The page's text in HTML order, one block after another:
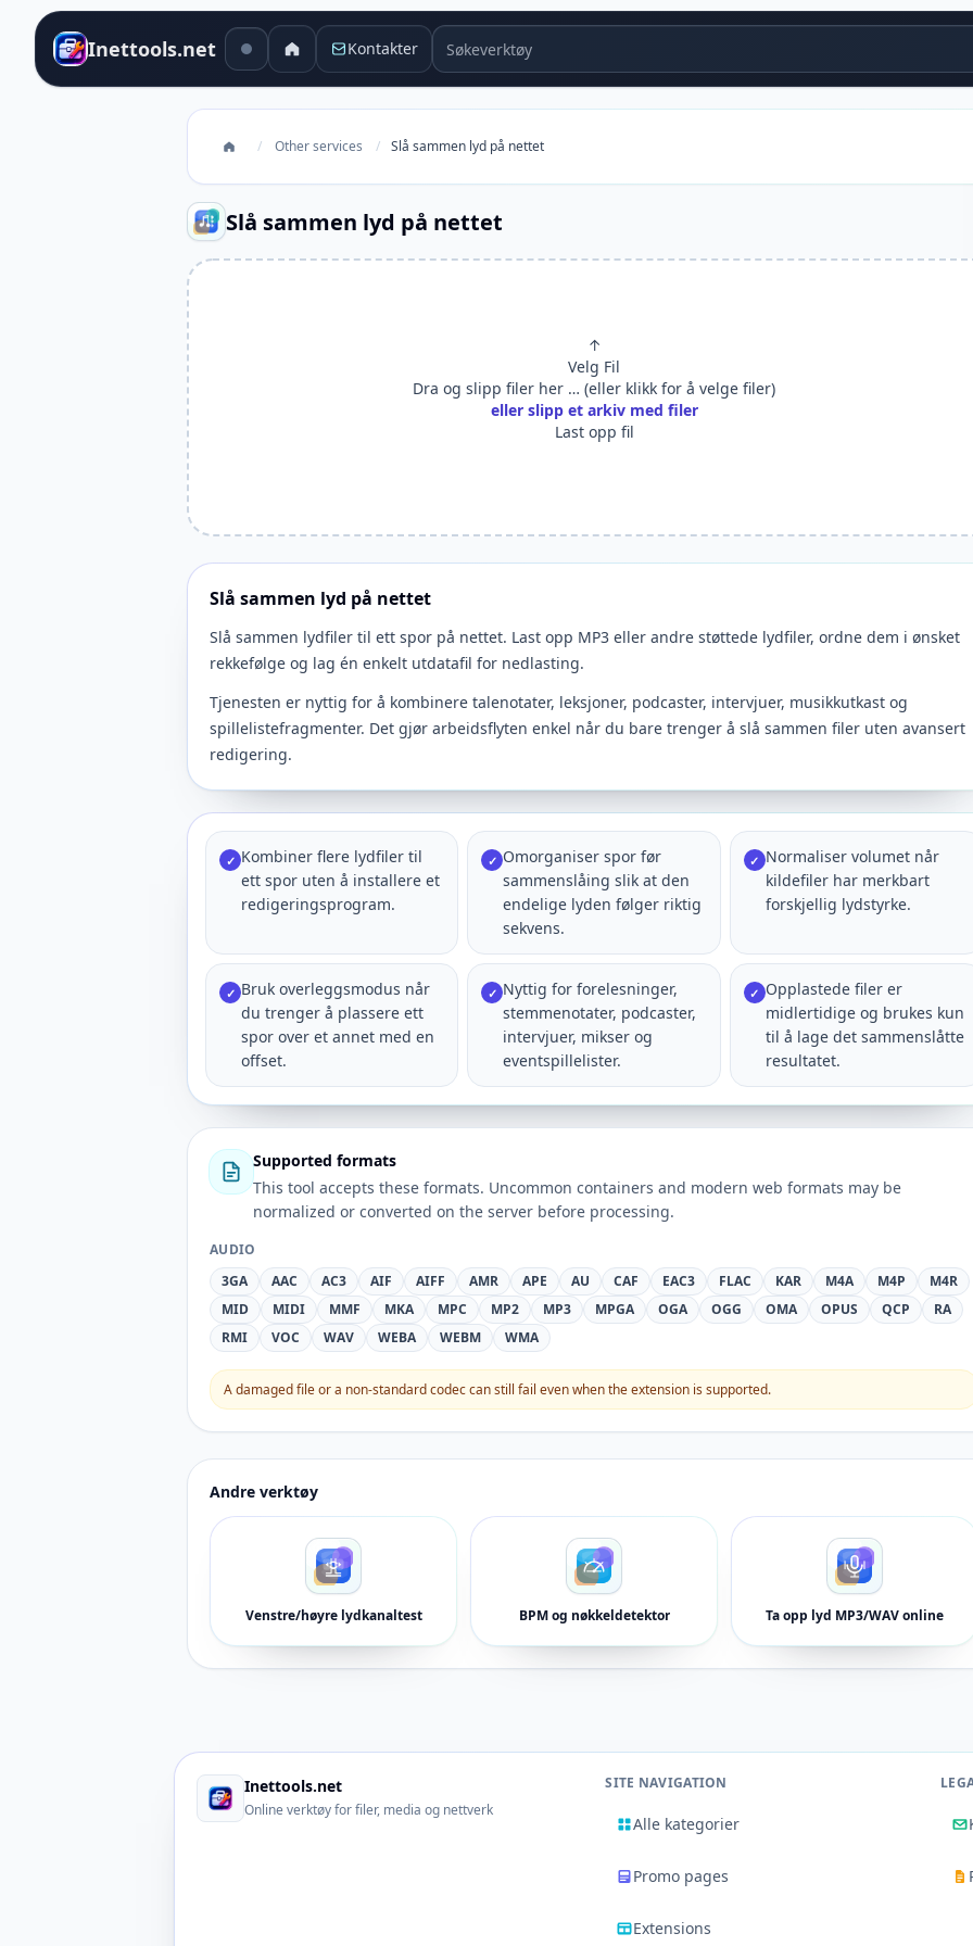
Inettools.net Kontakter Søkeverktøy
/ Other services / Slå sammen lyd på nettet
Slå sammen lyd på nettet
↑
Velg Fil
Dra og slipp filer her … (eller klikk for å velge filer)
eller slipp et arkiv med filer
Last opp fil
Slå sammen lyd på nettet
Slå sammen lydfiler til ett spor på nettet. Last opp MP3 eller andre støttede lydfiler, ordne dem i ønsket
rekkefølge og lag én enkelt utdatafil for nedlasting.
Tjenesten er nyttig for å kombinere talenotater, leksjoner, podcaster, intervjuer, musikkutkast og
spillelistefragmenter. Det gjør arbeidsflyten enkel når du bare trenger å slå sammen filer uten avansert
redigering.
✓ Kombiner flere lydfiler til
ett spor uten å installere et
redigeringsprogram.
✓ Omorganiser spor før
sammenslåing slik at den
endelige lyden følger riktig
sekvens.
✓ Normaliser volumet når
kildefiler har merkbart
forskjellig lydstyrke.
✓ Bruk overleggsmodus når
du trenger å plassere ett
spor over et annet med en
offset.
✓ Nyttig for forelesninger,
stemmenotater, podcaster,
intervjuer, mikser og
eventspillelister.
✓ Opplastede filer er
midlertidige og brukes kun
til å lage det sammenslåtte
resultatet.
Supported formats
This tool accepts these formats. Uncommon containers and modern web formats may be
normalized or converted on the server before processing.
AUDIO
3GA
AAC AC3 AIF AIFF AMR APE AU CAF EAC3 FLAC KAR M4A M4P
M4R
MID
MIDI MMF MKA MPC MP2 MP3 MPGA OGA OGG OMA OPUS QCP
RA
RMI
VOC WAV WEBA WEBM WMA
A damaged file or a non-standard codec can still fail even when the extension is supported.
Andre verktøy
Venstre/høyre lydkanaltest BPM og nøkkeldetektor Ta opp lyd MP3/WAV online
Inettools.net
Online verktøy for filer, media og nettverk
SITE NAVIGATION
Alle kategorier
Promo pages
Extensions